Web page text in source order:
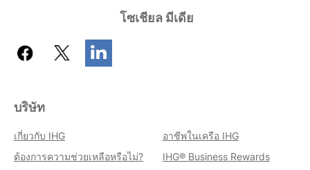
โซเชียล มีเดีย
บริษัท
เกี่ยวกับ IHG
อาชีพในเครือ IHG
ต้องการความช่วยเหลือหรือไม่?
IHG® Business Rewards